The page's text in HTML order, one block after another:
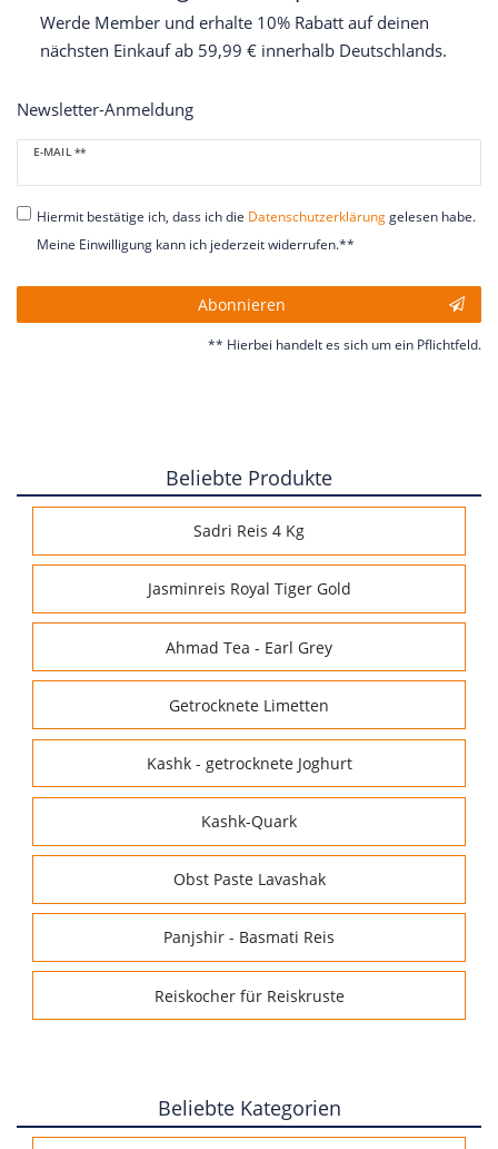
Werde Member und erhalte 10% Rabatt auf deinen
nächsten Einkauf ab 59,99 € innerhalb Deutschlands.
Newsletter-Anmeldung
E-MAIL **
Newsletter
Honig
Hiermit bestätige ich, dass ich die Daten­schutz­erklärunggelesen habe.
Meine Einwilligung kann ich jederzeit widerrufen.**
Abonnieren
** Hierbei handelt es sich um ein Pflichtfeld.
Beliebte Produkte
Sadri Reis 4 Kg
Jasminreis Royal Tiger Gold
Ahmad Tea - Earl Grey
Getrocknete Limetten
Kashk - getrocknete Joghurt
Kashk-Quark
Obst Paste Lavashak
Panjshir - Basmati Reis
Reiskocher für Reiskruste
Beliebte Kategorien